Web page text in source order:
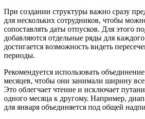
При создании структуры важно сразу
для нескольких сотрудников, чтобы
сопоставлять даты отпусков. Для этого
добавляются отдельные ряды для
достигается возможность видеть
периоды.
Рекомендуется использовать
месяцев, чтобы они занимали ширину
Это облегчает чтение и исключает
одного месяца к другому. Например,
для января объединяется под общей